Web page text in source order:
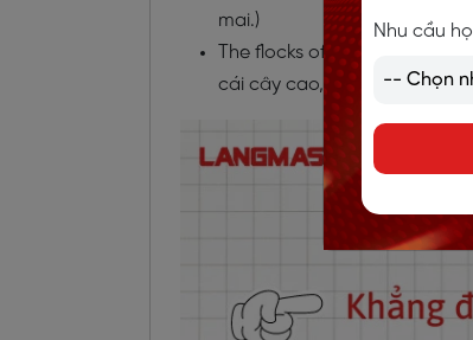
mai.)
The flocks of birds will
cái cây cao, chắc chắn.)
Nhu cầu